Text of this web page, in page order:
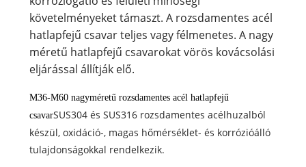
követelményeket támaszt. A rozsdamentes acél
hatlapfejű csavar teljes vagy félmenetes. A nagy
méretű hatlapfejű csavarokat vörös kovácsolási
eljárással állítják elő.
M36-M60 nagyméretű rozsdamentes acél hatlapfejű
csavarSUS304 és SUS316 rozsdamentes acélhuzalból
készül, oxidáció-, magas hőmérséklet- és korrózióálló
tulajdonságokkal rendelkezik.